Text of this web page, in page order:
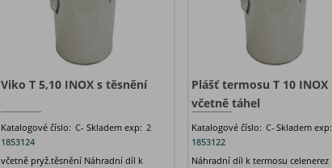
Viko T 5,10 INOX s těsnění
Katalogové číslo: C-
1853124
Skladem exp: 2
včetně pryž.těsnění Náhradní díl k
Plášť termosu T 10 INOX
včetně táhel
Katalogové číslo: C-
1853122
Skladem exp:
Náhradní díl k termosu celenerez